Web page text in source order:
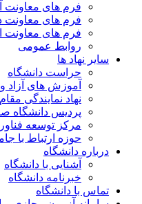
فرم های
فرم های معاونت
فرم های معاونت
روابط عمومی
سایر نهاد ها
حراست دانشگاه
آموزش های آزاد
نهاد نمایندگی
پردیس دانشگاه
مرکز توسعه
حوزه ارتباط با
درباره دانشگاه
آشنایی با دانشگاه
خبرنامه دانشگاه
تماس با دانشگاه